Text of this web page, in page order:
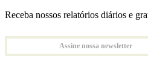
Receba nossos relatórios diários e
Assine nossa newsletter